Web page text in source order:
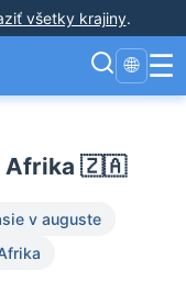
všetky krajiny.
🌐 ☰
Afrika 🇿🇦
v auguste